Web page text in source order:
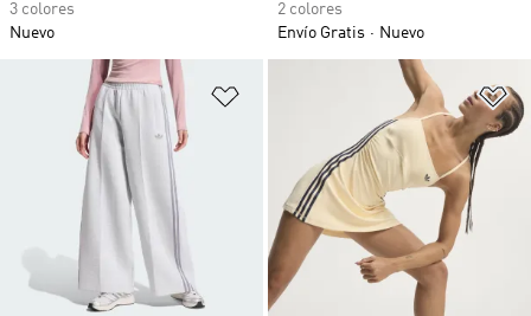
3 colores
Nuevo
2 colores
Envío Gratis
Nuevo
Añadir a la lista de deseos